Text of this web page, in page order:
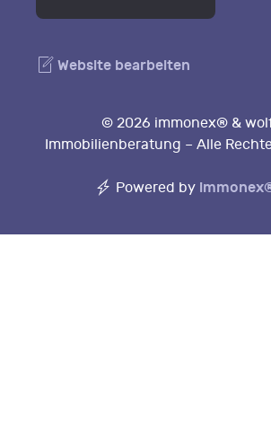
Website bearbeiten
© 2026 immonex® &
Immobilienberatung – Alle
Powered by